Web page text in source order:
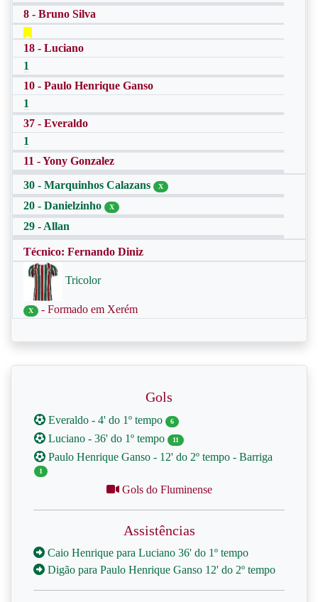
8 - Bruno Silva
18 - Luciano
1
10 - Paulo Henrique Ganso
1
37 - Everaldo
1
11 - Yony Gonzalez
30 - Marquinhos Calazans
X
20 - Danielzinho X
29 - Allan
Técnico: Fernando Diniz
Tricolor
X - Formado em Xerém
Gols
Everaldo - 4' do 1º tempo 6
Luciano - 36' do 1º tempo 11
Paulo Henrique Ganso - 12' do 2º tempo - Barriga
1
Gols do Fluminense
Assistências
Caio Henrique para Luciano 36' do 1º tempo
Digão para Paulo Henrique Ganso 12' do 2º tempo